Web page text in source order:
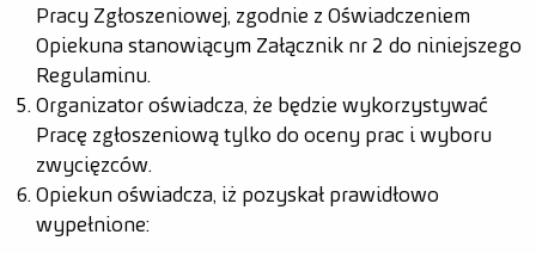
Pracy Zgłoszeniowej, zgodnie z Oświadczeniem
Opiekuna stanowiącym Załącznik nr 2 do niniejszego
Regulaminu.
Organizator oświadcza, że będzie wykorzystywać
Pracę zgłoszeniową tylko do oceny prac i wyboru
zwycięzców.
Opiekun oświadcza, iż pozyskał prawidłowo
wypełnione: